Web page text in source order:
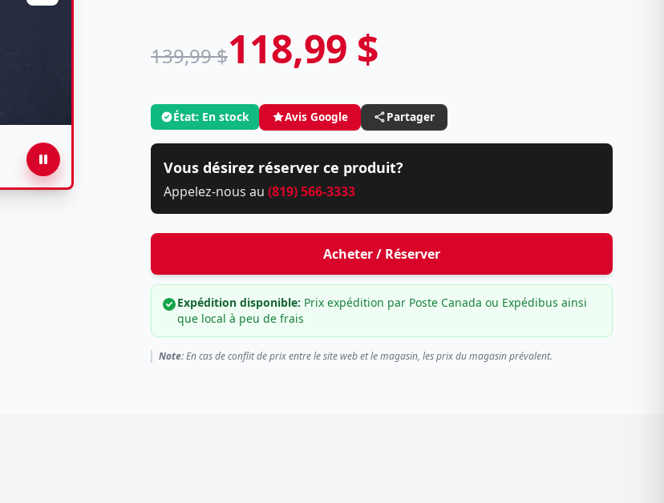
139,99 $118,99 $
État: En stock Avis Google Partager
Vous désirez réserver ce produit?
Appelez-nous au (819) 566-3333
Acheter / Réserver
Expédition disponible: Prix expédition par Poste Canada ou Expédibus ainsi
que local à peu de frais
Note:En cas de conflit de prix entre le site web et le magasin, les prix du magasin prévalent.